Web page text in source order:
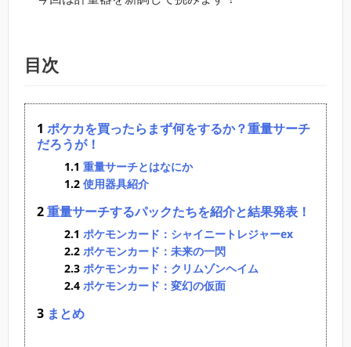
目次
ポケカを買ったらまず何をするか？重量サーチ
だろうが！
重量サーチとはなにか
使用器具紹介
重量サーチするパックたちを紹介と結果発表！
ポケモンカード：シャイニートレジャーex
ポケモンカード：未来の一閃
ポケモンカード：クリムゾンヘイム
ポケモンカード：変幻の仮面
まとめ